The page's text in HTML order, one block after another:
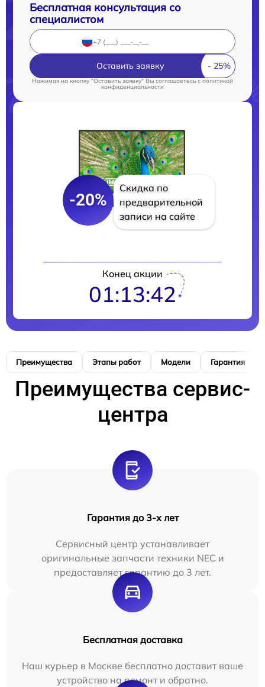
Бесплатная консультация со
специалистом
Оставить заявку
Нажимая на кнопку "Оставить заявку" Вы соглашаетесь cполитикой
конфиденциальности
-20%
Скидка по
предварительной
записи на сайте
Конец акции
01:13:41
Преимущества Этапы работ Модели Гарантия
Преимущества сервис-
центра
Гарантия до 3-х лет
Сервисный центр устанавливает
оригинальные запчасти техники NEC и
предоставляет гарантию до 3 лет.
Бесплатная доставка
Наш курьер в Москве бесплатно доставит ваше
устройство на ремонт и обратно.